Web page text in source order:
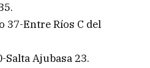
37-Entre Ríos C del
Salta Ajubasa 23.